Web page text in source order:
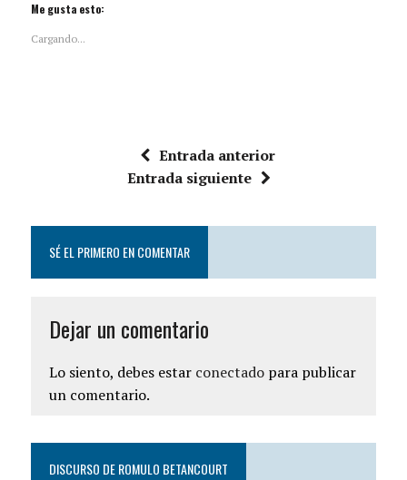
Me gusta esto:
Cargando...
Entrada anterior
Entrada siguiente
SÉ EL PRIMERO EN COMENTAR
Dejar un comentario
Lo siento, debes estar conectadopara publicar
un comentario.
DISCURSO DE ROMULO BETANCOURT